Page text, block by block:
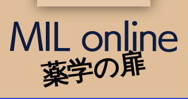
薬学の扉
薬学の扉
MIL online